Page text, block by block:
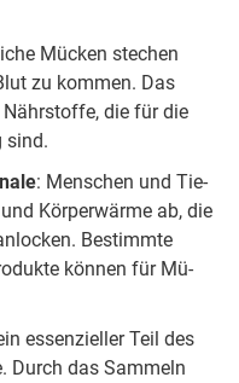
Mü­cken ste­chen
zu kom­men. Das
die für die
sind.
: Men­schen und Tie­
Kör­per­wär­me ab, die
Be­stimm­te
kön­nen für Mü­
es­sen­zi­el­ler Teil des
Durch das Sam­meln